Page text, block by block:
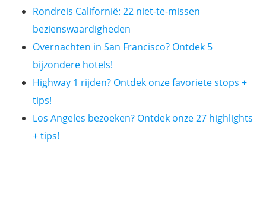
Rondreis Californië: 22 niet-te-missen
bezienswaardigheden
Overnachten in San Francisco? Ontdek 5
bijzondere hotels!
Highway 1 rijden? Ontdek onze favoriete stops +
tips!
Los Angeles bezoeken? Ontdek onze 27 highlights
+ tips!